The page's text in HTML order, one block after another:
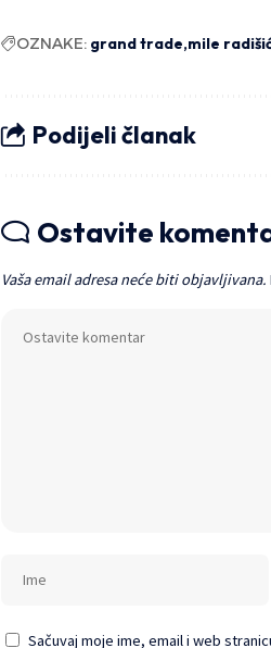
OZNAKE: grand trade mile
Podijeli članak
Ostavite
Vaša email adresa neće biti objavljivana.
Sačuvaj moje ime, email i web